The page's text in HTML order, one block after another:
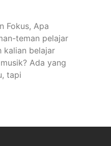
Fokus, Apa
teman pelajar
kalian belajar
Ada yang
tapi